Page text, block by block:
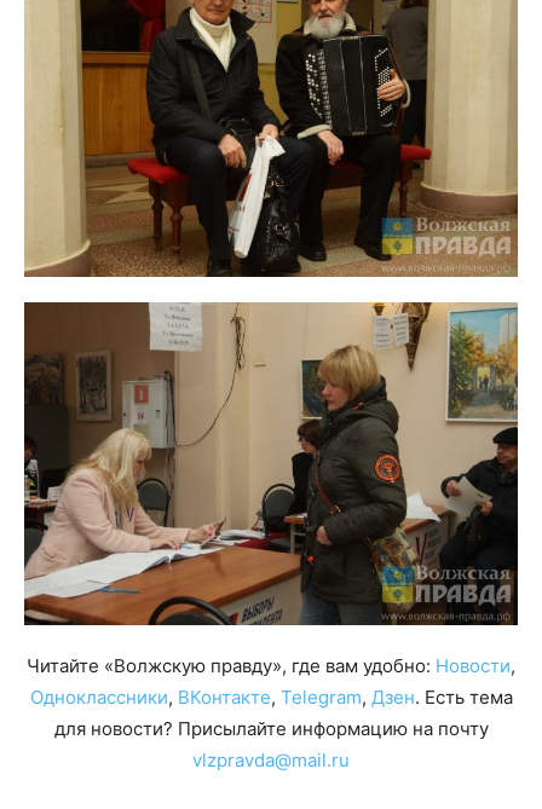
Читайте «Волжскую правду», где вам удобно: Новости,
Одноклассники, ВКонтакте, Telegram, Дзен. Есть тема
для новости? Присылайте информацию на почту
vlzpravda@mail.ru